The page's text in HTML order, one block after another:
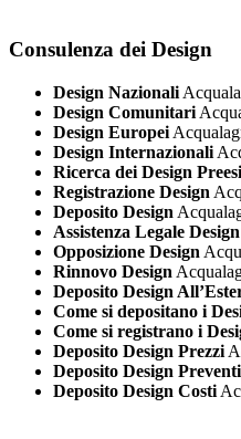
Consulenza dei Design
Design Nazionali
Design Comunitari
Design Europei
Design Internazionali
Ricerca dei Design
Registrazione Design
Deposito Design
Assistenza Legale Design
Opposizione Design
Rinnovo Design
Deposito Design
Come si depositano i
Come si registrano i
Deposito Design Prezzi
Deposito Design
Deposito Design Costi